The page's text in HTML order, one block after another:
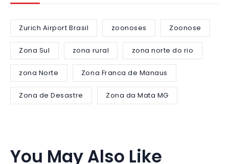
Zurich Airport Brasil zoonoses Zoonose
Zona Sul zona rural zona norte do rio
zona Norte Zona Franca de Manaus
Zona de Desastre Zona da Mata MG
You May Also Like